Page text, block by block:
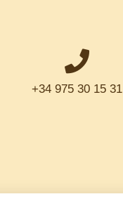
+34 975 30 15 31